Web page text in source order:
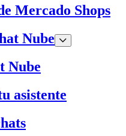
Mercado Shops
Nube
Nube
asistente